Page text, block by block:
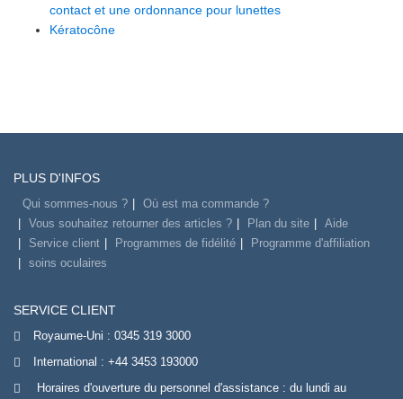
contact et une ordonnance pour lunettes
Kératocône
PLUS D'INFOS
Qui sommes-nous ?
Où est ma commande ?
Vous souhaitez retourner des articles ?
Plan du site
Aide
Service client
Programmes de fidélité
Programme d'affiliation
soins oculaires
SERVICE CLIENT
Royaume-Uni : 0345 319 3000
International : +44 3453 193000
Horaires d'ouverture du personnel d'assistance : du lundi au